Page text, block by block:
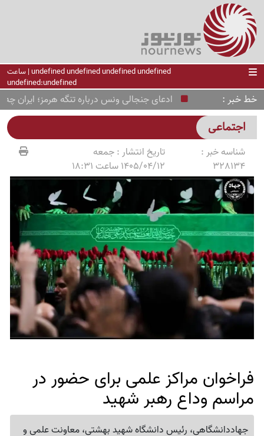
undefined undefined undefined undefined | ساعت
undefined:undefined
خط خبر ادعای جنجالی ونس درباره تنگه هرمز؛ ایران چه
اجتماعی
شناسه خبر :
328134
تاریخ انتشار :جمعه
1405/04/12 ساعت 18:31
فراخوان مراکز علمی برای حضور در
مراسم وداع رهبر شهید
جهاددانشگاهی، رئیس دانشگاه شهید بهشتی، معاونت علمی و